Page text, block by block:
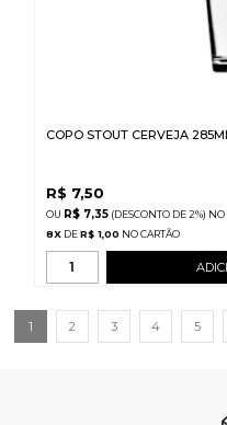
COPO STOUT CERVEJA
R$ 7,50
R$ 7,35 (DESCONTO DE 2%) NO
8X DE R$ 1,00
1 2 3 4 5